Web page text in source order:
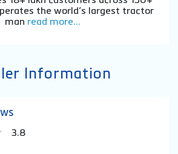
the world’s largest tractor
man read more...
Information
3.8